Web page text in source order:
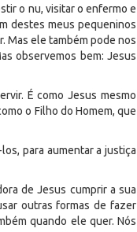
o nu, visitar o enfermo e
destes meus pequeninos
Mas ele também pode nos
observemos bem: Jesus
É como Jesus mesmo
o Filho do Homem, que
para aumentar a justiça
de Jesus cumprir a sua
outras formas de fazer
quando ele quer. Nós